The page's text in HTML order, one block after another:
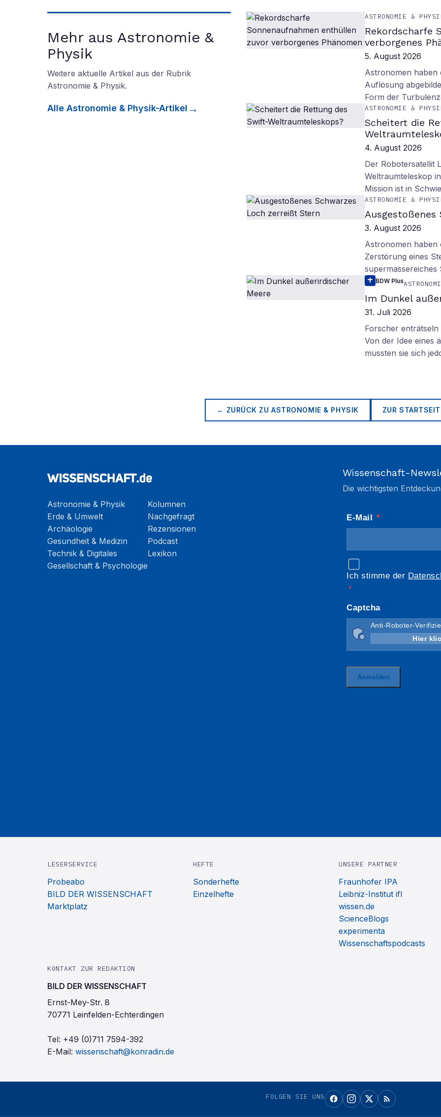
Mehr aus Astronomie &
Physik
Weitere aktuelle Artikel aus der Rubrik
Astronomie & Physik.
Alle Astronomie & Physik-Artikel
ASTRONOMIE &
Rekordscharfe
verborgenes
5. August 2026
Astronomen
Auflösung
Form der
ASTRONOMIE &
Scheitert die
4. August 2026
Der Robotersatellit
Weltraumteleskop
Mission ist in
ASTRONOMIE &
3. August 2026
Astronomen haben
Zerstörung eines
supermassereiches
BDW Plus
Im Dunkel
31. Juli 2026
Forscher enträtseln
Von der Idee eines
mussten sie sich
← ZURÜCK ZUASTRONOMIE & PHYSIK ZUR
Astronomie & Physik
Erde & Umwelt
Archäologie
Gesundheit & Medizin
Technik & Digitales
Gesellschaft & Psychologie
Kolumnen
Nachgefragt
Rezensionen
Podcast
Lexikon
Wissenschaft-
Die wichtigsten
LESERSERVICE
Probeabo
BILD DER WISSENSCHAFT
Marktplatz
HEFTE
Sonderhefte
Einzelhefte
UNSERE PARTNER
Fraunhofer IPA
Leibniz-Institut ifl
wissen.de
ScienceBlogs
experimenta
Wissenschaftspodcasts
KONTAKT ZUR REDAKTION
BILD DER WISSENSCHAFT
Ernst-Mey-Str. 8
70771 Leinfelden-Echterdingen
Tel: +49 (0)711 7594-392
E-Mail: wissenschaft@konradin.de
FOLGEN SIE UNS